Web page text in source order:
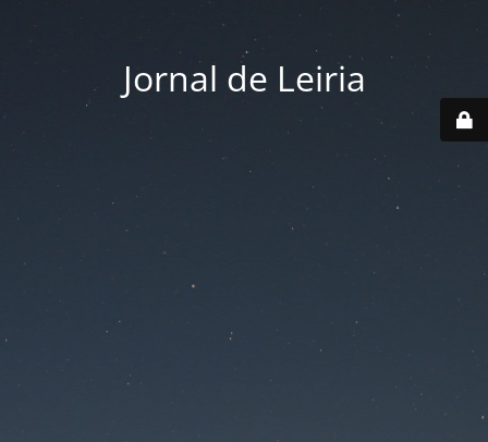
Jornal de Leiria